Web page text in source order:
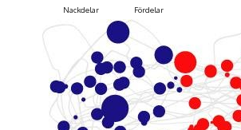
Nackdelar Fördelar